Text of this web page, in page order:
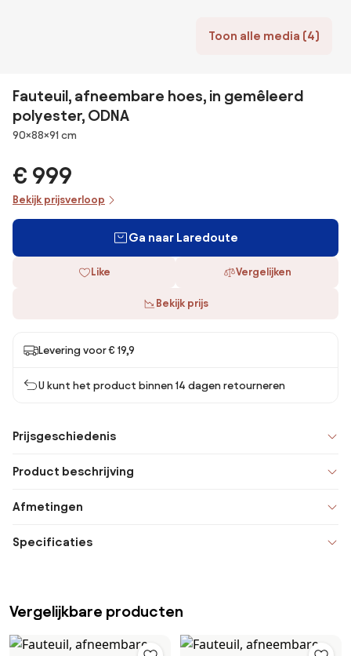
Toon alle media (4)
Fauteuil, afneembare hoes, in gemêleerd
polyester, ODNA
Afmetingen
90×88×91 cm
€ 999
Bekijk prijsverloop
Ga naar Laredoute
Like Vergelijken
Bekijk prijs
Levering voor € 19,9
U kunt het product binnen 14 dagen retourneren
Prijsgeschiedenis
Product beschrijving
Afmetingen
Specificaties
Vergelijkbare producten